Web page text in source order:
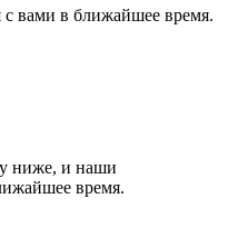
вами в ближайшее время.
ниже, и наши
время.